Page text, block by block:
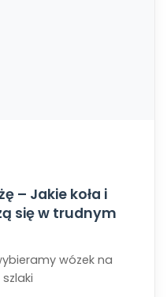
– Jakie koła i
się w trudnym
wózek na